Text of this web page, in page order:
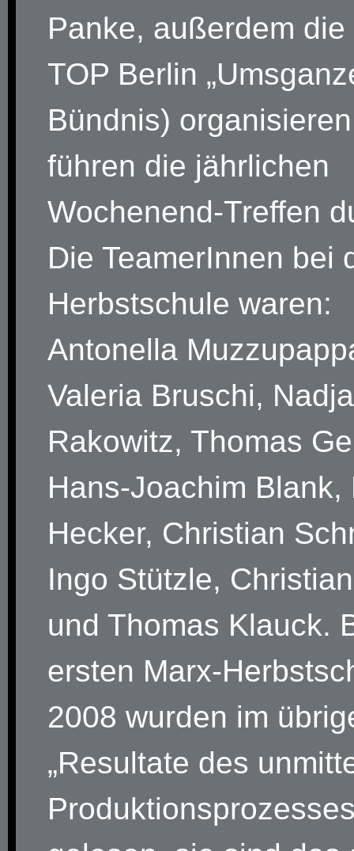
Panke, außerdem
TOP Berlin
Bündnis)
führen die jährlichen
Wochenend-Treffen
Die TeamerInnen bei
Herbstschule waren:
Antonella
Valeria Bruschi, Nadja
Rakowitz, Thomas
Hans-Joachim Blank,
Hecker, Christian
Ingo Stützle,
und Thomas Klauck.
ersten Marx-
2008 wurden im
„Resultate des